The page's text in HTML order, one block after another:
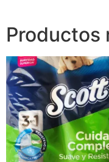
Productos